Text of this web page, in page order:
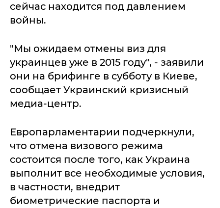
сейчас находится под давлением
войны.
"Мы ожидаем отмены виз для
украинцев уже в 2015 году", - заявили
они на брифинге в субботу в Киеве,
сообщает Украинский кризисный
медиа-центр.
Европарламентарии подчеркнули,
что отмена визового режима
состоится после того, как Украина
выполнит все необходимые условия,
в частности, внедрит
биометрические паспорта и